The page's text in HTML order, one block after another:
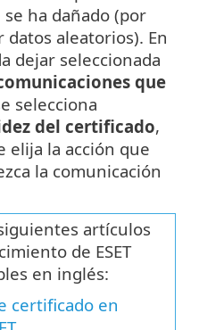
ha dañado (por
aleatorios). En
dejar seleccionada
que
selecciona
del certificado,
elija la acción que
la comunicación
artículos
de ESET
en inglés:
certificado en